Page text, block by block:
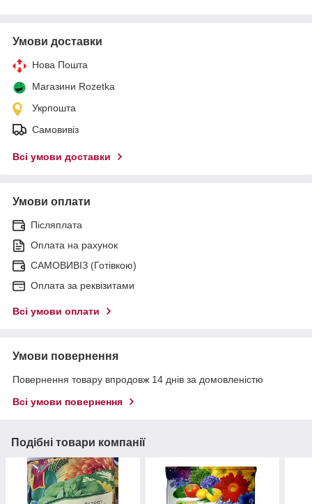
Умови доставки
Нова Пошта
Магазини Rozetka
Укрпошта
Самовивіз
Всі умови доставки
Умови оплати
Післяплата
Оплата на рахунок
САМОВИВІЗ (Готівкою)
Оплата за реквізитами
Всі умови оплати
Умови повернення
Повернення товару впродовж 14 днів за домовленістю
Всі умови повернення
Подібні товари компанії